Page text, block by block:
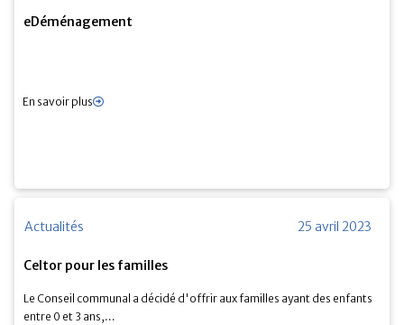
eDéménagement
En savoir plus
Actualités 25 avril 2023
Celtor pour les familles
Le Conseil communal a décidé d'offrir aux familles ayant des enfants
entre 0 et 3 ans,...